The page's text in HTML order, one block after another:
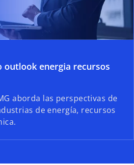
outlook energia recursos
aborda las perspectivas de
de energía, recursos